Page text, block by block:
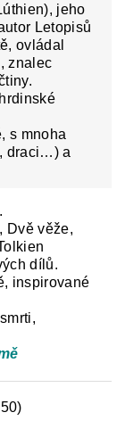
jeho
Letopisů
ovládal
znalec
s mnoha
draci…) a
Dvě věže,
dílů.
inspirované